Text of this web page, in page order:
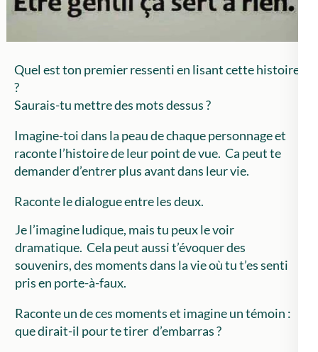
Quel est ton premier ressenti en lisant cette histoire
?
Saurais-tu mettre des mots dessus ?
Imagine-toi dans la peau de chaque personnage et
raconte l’histoire de leur point de vue. Ca peut te
demander d’entrer plus avant dans leur vie.
Raconte le dialogue entre les deux.
Je l’imagine ludique, mais tu peux le voir
dramatique. Cela peut aussi t’évoquer des
souvenirs, des moments dans la vie où tu t’es senti
pris en porte-à-faux.
Raconte un de ces moments et imagine un témoin :
que dirait-il pour te tirer d’embarras ?